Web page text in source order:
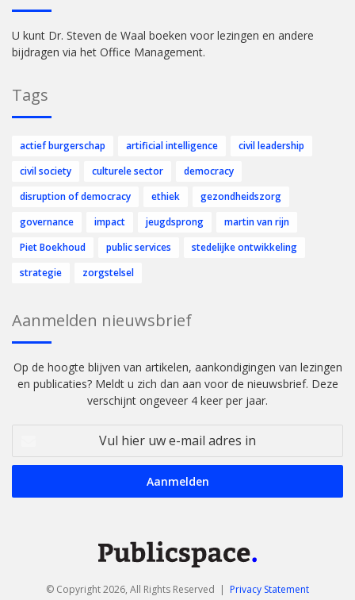
U kunt Dr. Steven de Waal boeken voor lezingen en andere
bijdragen via het Office Management.
Tags
actief burgerschap artificial intelligence
civil leadership
civil society
culturele sector
democracy
disruption of democracy
ethiek
gezondheidszorg
governance
impact jeugdsprong
martin van rijn
Piet Boekhoud
public services
stedelijke ontwikkeling
strategie
zorgstelsel
Aanmelden nieuwsbrief
Op de hoogte blijven van artikelen, aankondigingen van lezingen
en publicaties? Meldt u zich dan aan voor de nieuwsbrief. Deze
verschijnt ongeveer 4 keer per jaar.
uw
mail
© Copyright 2026, All Rights Reserved | Privacy Statement